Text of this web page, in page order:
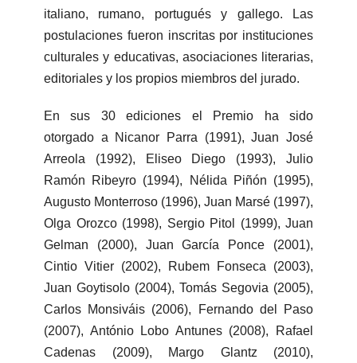
italiano, rumano, portugués y gallego. Las
postulaciones fueron inscritas por instituciones
culturales y educativas, asociaciones literarias,
editoriales y los propios miembros del jurado.
En sus 30 ediciones el Premio ha sido
otorgado a Nicanor Parra (1991), Juan José
Arreola (1992), Eliseo Diego (1993), Julio
Ramón Ribeyro (1994), Nélida Piñón (1995),
Augusto Monterroso (1996), Juan Marsé (1997),
Olga Orozco (1998), Sergio Pitol (1999), Juan
Gelman (2000), Juan García Ponce (2001),
Cintio Vitier (2002), Rubem Fonseca (2003),
Juan Goytisolo (2004), Tomás Segovia (2005),
Carlos Monsiváis (2006), Fernando del Paso
(2007), António Lobo Antunes (2008), Rafael
Cadenas (2009), Margo Glantz (2010),